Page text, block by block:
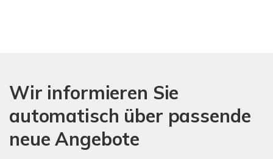
Wir informieren Sie
automatisch über passende
neue Angebote